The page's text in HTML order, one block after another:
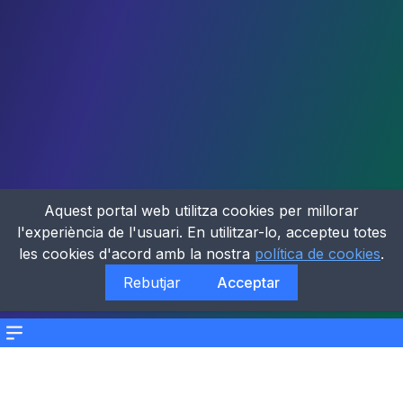
Menu
Aquest portal web utilitza cookies per millorar
l'experiència de l'usuari. En utilitzar-lo, accepteu totes
les cookies d'acord amb la nostra política de cookies.
Rebutjar
Acceptar